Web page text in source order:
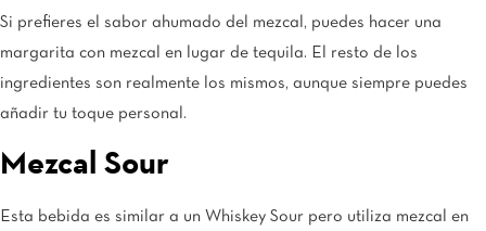
Si prefieres el sabor ahumado del mezcal, puedes hacer una
margarita con mezcal en lugar de tequila. El resto de los
ingredientes son realmente los mismos, aunque siempre puedes
añadir tu toque personal.
Mezcal Sour
Esta bebida es similar a un Whiskey Sour pero utiliza mezcal en